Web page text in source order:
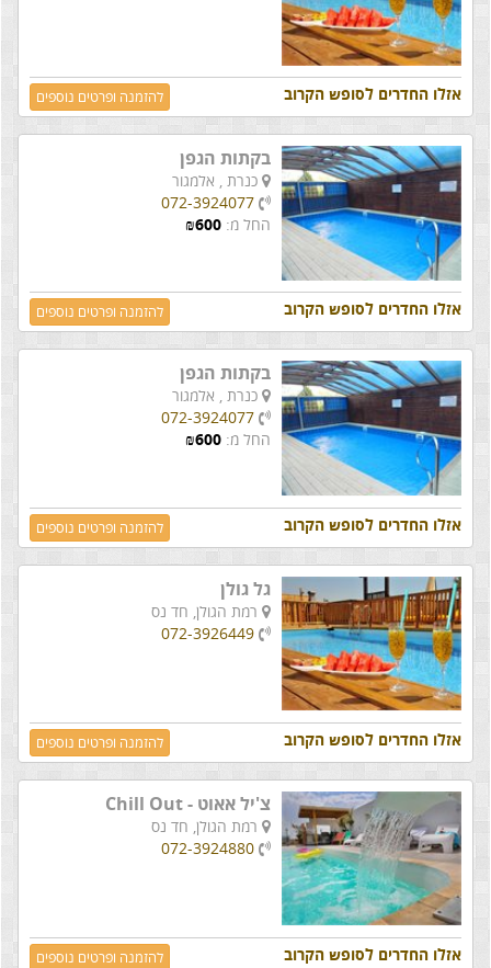
אזלו החדרים לסופש הקרוב להזמנה ופרטים נוספים
בקתות הגפן
כנרת , אלמגור
072-3924077
החל מ:
₪600
אזלו החדרים לסופש הקרוב להזמנה ופרטים נוספים
בקתות הגפן
כנרת , אלמגור
072-3924077
החל מ:
₪600
אזלו החדרים לסופש הקרוב להזמנה ופרטים נוספים
גל גולן
רמת הגולן, חד נס
072-3926449
אזלו החדרים לסופש הקרוב להזמנה ופרטים נוספים
צ'יל אאוט - Chill Out
רמת הגולן, חד נס
072-3924880
אזלו החדרים לסופש הקרוב להזמנה ופרטים נוספים